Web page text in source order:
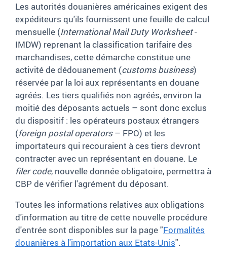
Les autorités douanières américaines exigent des
expéditeurs qu'ils fournissent une feuille de calcul
mensuelle (International Mail Duty Worksheet-
IMDW) reprenant la classification tarifaire des
marchandises, cette démarche constitue une
activité de dédouanement (customs business)
réservée par la loi aux représentants en douane
agréés. Les tiers qualifiés non agréés, environ la
moitié des déposants actuels – sont donc exclus
du dispositif : les opérateurs postaux étrangers
(foreign postal operators– FPO) et les
importateurs qui recouraient à ces tiers devront
contracter avec un représentant en douane. Le
filer code, nouvelle donnée obligatoire, permettra à
CBP de vérifier l'agrément du déposant.
Toutes les informations relatives aux obligations
d'information au titre de cette nouvelle procédure
d'entrée sont disponibles sur la page "Formalités
douanières à l'importation aux Etats-Unis".